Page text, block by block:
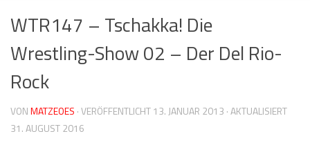
WTR147 – Tschakka! Die
Wrestling-Show 02 – Der Del Rio-
Rock
VONMATZEOES · VERÖFFENTLICHT13. JANUAR 2013 · AKTUALISIERT
31. AUGUST 2016